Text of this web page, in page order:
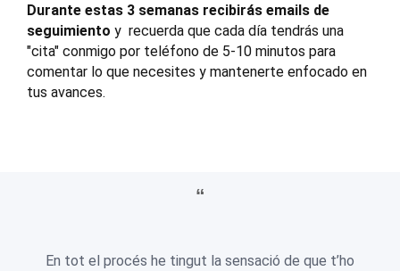
Durante estas 3 semanas recibirás emails de
seguimiento y recuerda que cada día tendrás una
"cita" conmigo por teléfono de 5-10 minutos para
comentar lo que necesites y mantenerte enfocado en
tus avances.
“
En tot el procés he tingut la sensació de que t’ho